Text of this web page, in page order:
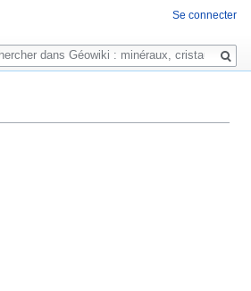
Se connecter